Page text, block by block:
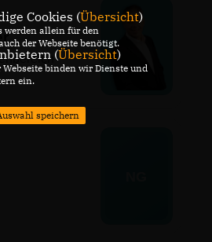
Cookies (Übersicht)
werden allein für den
der Webseite benötigt.
(Übersicht)
binden wir Dienste und
ein.
speichern